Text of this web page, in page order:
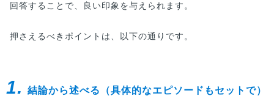
回答することで、良い印象を与えられます。
押さえるべきポイントは、以下の通りです。
1. 結論から述べる（具体的なエピソードもセットで）